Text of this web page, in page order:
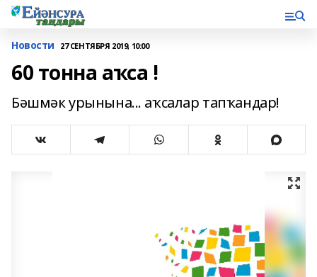
Новости 27 СЕНТЯБРЯ 2019, 10:00
60 тонна аҡса !
Бәшмәк урынына... аҡсалар тапҡандар!